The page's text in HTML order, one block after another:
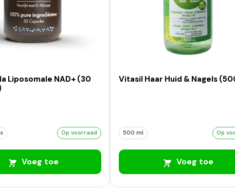
Liposomale NAD+ (30
Op voorraad
Voeg toe
Vitasil Haar Huid & Nagels
500 ml Op
Voeg toe